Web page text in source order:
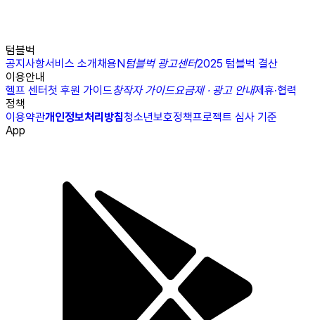
텀블벅
공지사항서비스 소개채용N텀블벅 광고센터2025 텀블벅 결산
이용안내
헬프 센터첫 후원 가이드창작자 가이드요금제 · 광고 안내제휴·협력
정책
이용약관개인정보처리방침청소년보호정책프로젝트 심사 기준
App